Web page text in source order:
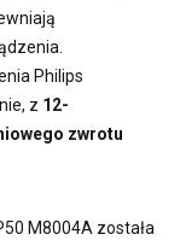
Philips
z 12-
zwrotu
M8004A została